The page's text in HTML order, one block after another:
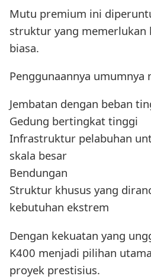
Mutu premium ini
struktur yang memerlukan
biasa.
Penggunaannya umumnya
Jembatan dengan beban
Gedung bertingkat tinggi
Infrastruktur pelabuhan
skala besar
Bendungan
Struktur khusus yang
kebutuhan ekstrem
Dengan kekuatan yang
K400 menjadi pilihan
proyek prestisius.